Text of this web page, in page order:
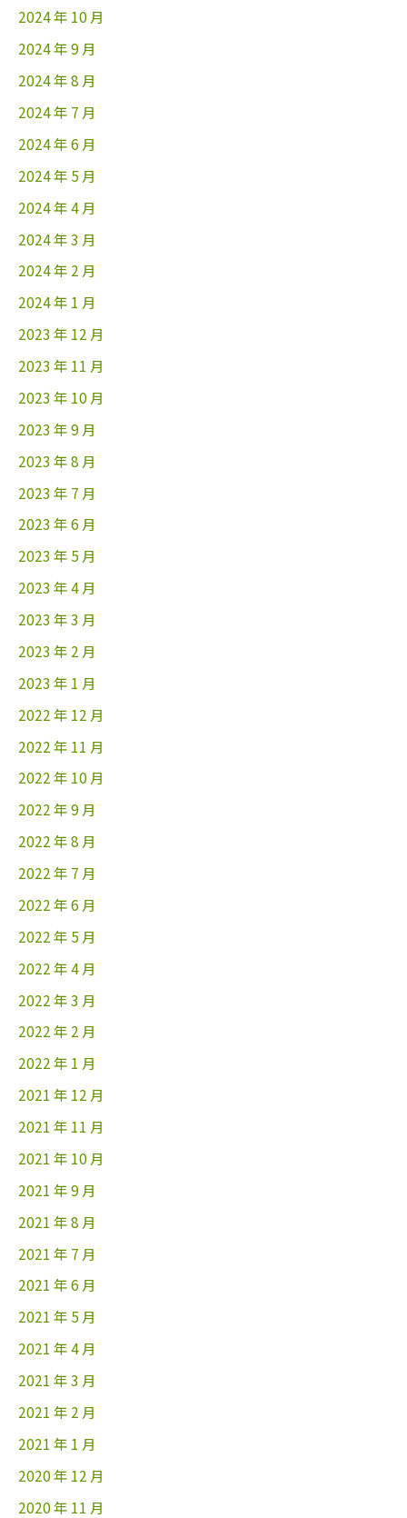
2024 年 10 月
2024 年 9 月
2024 年 8 月
2024 年 7 月
2024 年 6 月
2024 年 5 月
2024 年 4 月
2024 年 3 月
2024 年 2 月
2024 年 1 月
2023 年 12 月
2023 年 11 月
2023 年 10 月
2023 年 9 月
2023 年 8 月
2023 年 7 月
2023 年 6 月
2023 年 5 月
2023 年 4 月
2023 年 3 月
2023 年 2 月
2023 年 1 月
2022 年 12 月
2022 年 11 月
2022 年 10 月
2022 年 9 月
2022 年 8 月
2022 年 7 月
2022 年 6 月
2022 年 5 月
2022 年 4 月
2022 年 3 月
2022 年 2 月
2022 年 1 月
2021 年 12 月
2021 年 11 月
2021 年 10 月
2021 年 9 月
2021 年 8 月
2021 年 7 月
2021 年 6 月
2021 年 5 月
2021 年 4 月
2021 年 3 月
2021 年 2 月
2021 年 1 月
2020 年 12 月
2020 年 11 月